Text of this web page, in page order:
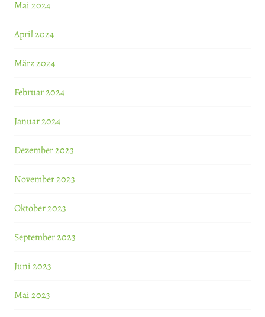
Mai 2024
April 2024
März 2024
Februar 2024
Januar 2024
Dezember 2023
November 2023
Oktober 2023
September 2023
Juni 2023
Mai 2023